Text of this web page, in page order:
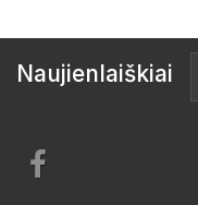
Naujienlaiškiai